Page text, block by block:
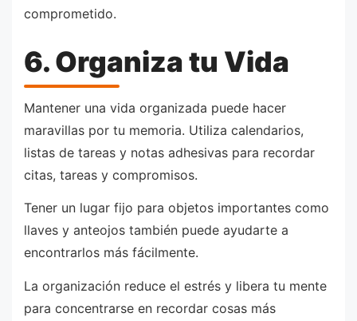
comprometido.
6. Organiza tu Vida
Mantener una vida organizada puede hacer
maravillas por tu memoria. Utiliza calendarios,
listas de tareas y notas adhesivas para recordar
citas, tareas y compromisos.
Tener un lugar fijo para objetos importantes como
llaves y anteojos también puede ayudarte a
encontrarlos más fácilmente.
La organización reduce el estrés y libera tu mente
para concentrarse en recordar cosas más